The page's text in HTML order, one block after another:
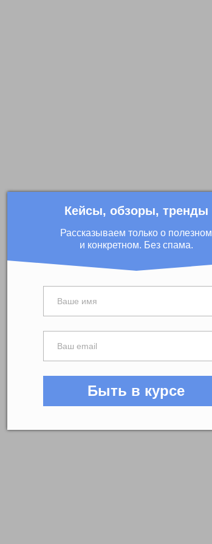
Кейсы, обзоры, тренды
Рассказываем только о полезном
и конкретном. Без спама.
Быть в курсе